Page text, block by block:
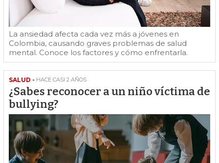
La ansiedad afecta cada vez más a jóvenes en
Colombia, causando graves problemas de salud
mental. Conoce los factores y cómo enfrentarla.
SALUD - HACE CASI 2 AÑOS
¿Sabes reconocer a un niño víctima de
bullying?